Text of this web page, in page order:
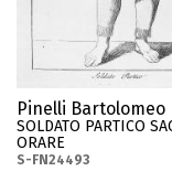
Pinelli Bartolomeo
SOLDATO PARTICO
ORARE
S-FN24493